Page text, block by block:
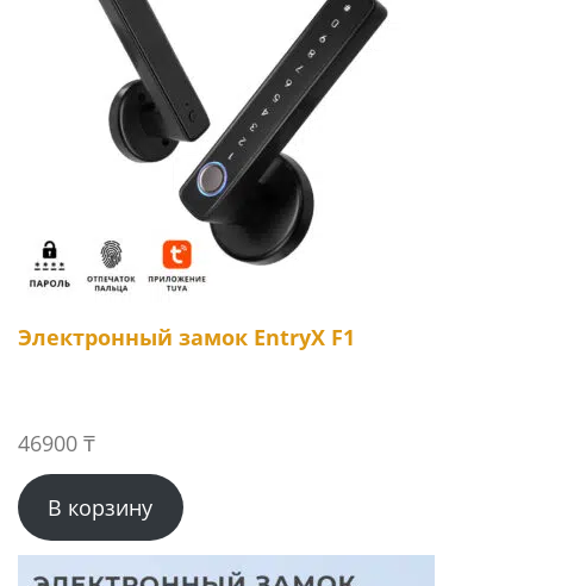
Электронный замок EntryX F1
46900 ₸
В корзину